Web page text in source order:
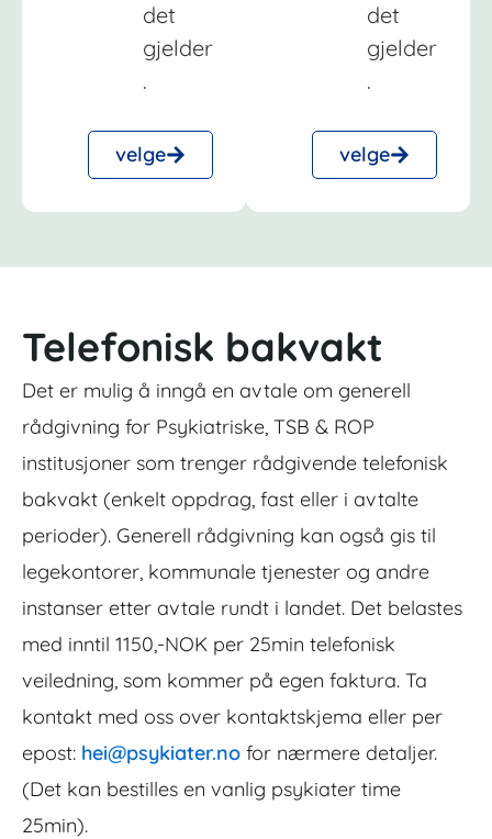
det
gjelder
.
velge
det
gjelder
.
velge
Telefonisk bakvakt
Det er mulig å inngå en avtale om generell
rådgivning for Psykiatriske, TSB & ROP
institusjoner som trenger rådgivende telefonisk
bakvakt (enkelt oppdrag, fast eller i avtalte
perioder). Generell rådgivning kan også gis til
legekontorer, kommunale tjenester og andre
instanser etter avtale rundt i landet. Det belastes
med inntil 1150,-NOK per 25min telefonisk
veiledning, som kommer på egen faktura. Ta
kontakt med oss over kontaktskjema eller per
epost: hei@psykiater.no for nærmere detaljer.
(Det kan bestilles en vanlig psykiater time
25min).